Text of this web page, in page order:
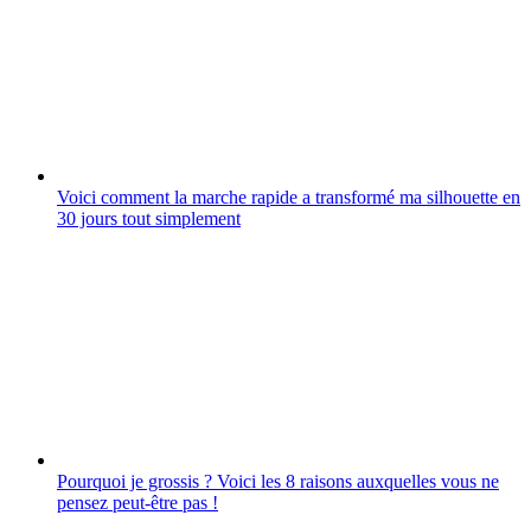
Voici comment la marche rapide a transformé ma silhouette en
30 jours tout simplement
Pourquoi je grossis ? Voici les 8 raisons auxquelles vous ne
pensez peut-être pas !